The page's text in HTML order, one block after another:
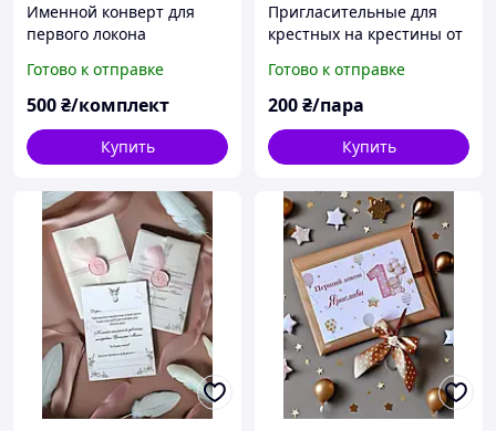
Именной конверт для
первого локона
ножницами
Готово к отправке
500₴/комплект
Купить
Пригласительные для
крестных на крестины от
Готово к отправке
200₴/пара
Купить